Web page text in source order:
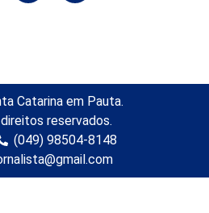
Catarina em Pauta.
reservados.
(049) 98504-8148